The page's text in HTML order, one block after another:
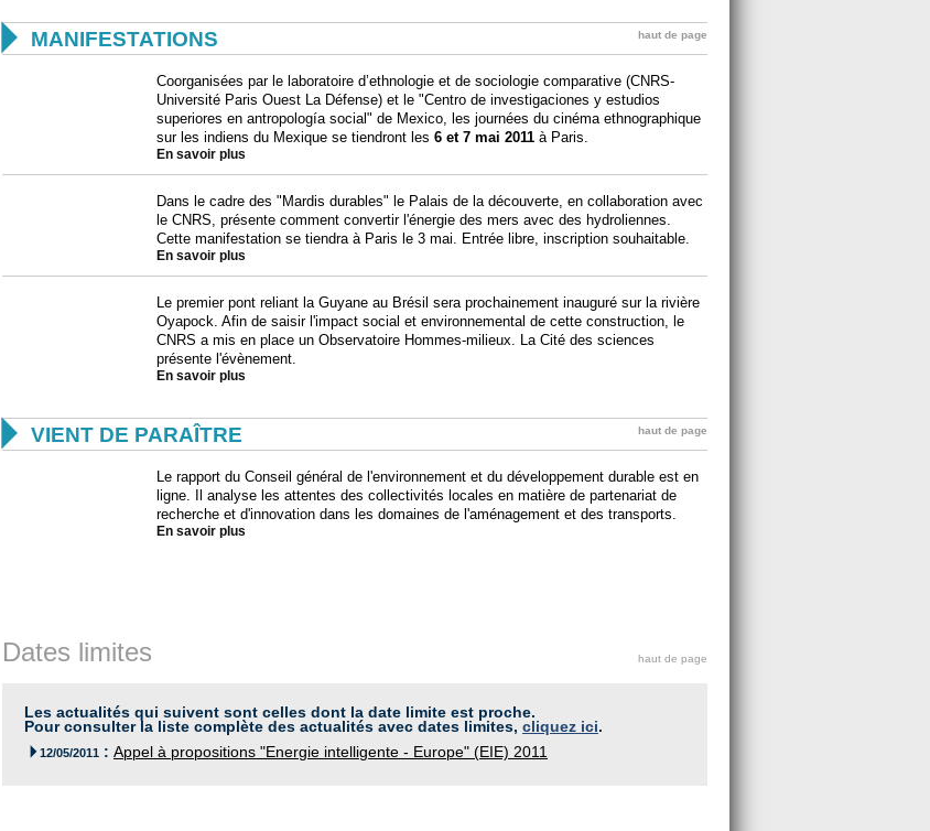
 MANIFESTATIONS haut de page
Coorganisées par le laboratoire d’ethnologie et de sociologie comparative (CNRS-
Université Paris Ouest La Défense) et le "Centro de investigaciones y estudios
superiores en antropología social" de Mexico, les journées du cinéma ethnographique
sur les indiens du Mexique se tiendront les 6 et 7 mai 2011 à Paris.
En savoir plus
Dans le cadre des "Mardis durables" le Palais de la découverte, en collaboration avec
le CNRS, présente comment convertir l'énergie des mers avec des hydroliennes.
Cette manifestation se tiendra à Paris le 3 mai. Entrée libre, inscription souhaitable.
En savoir plus
Le premier pont reliant la Guyane au Brésil sera prochainement inauguré sur la rivière
Oyapock. Afin de saisir l'impact social et environnemental de cette construction, le
CNRS a mis en place un Observatoire Hommes-milieux. La Cité des sciences
présente l'évènement.
En savoir plus
 VIENT DE PARAÎTRE haut de page
Le rapport du Conseil général de l'environnement et du développement durable est en
ligne. Il analyse les attentes des collectivités locales en matière de partenariat de
recherche et d'innovation dans les domaines de l'aménagement et des transports.
En savoir plus
Dates limites haut de page
Les actualités qui suivent sont celles dont la date limite est proche.
Pour consulter la liste complète des actualités avec dates limites, cliquez ici.
12/05/2011 : Appel à propositions "Energie intelligente - Europe" (EIE) 2011